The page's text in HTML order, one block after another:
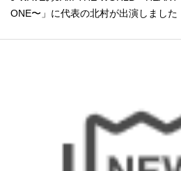
ONE〜」に代表の北村が出演しました